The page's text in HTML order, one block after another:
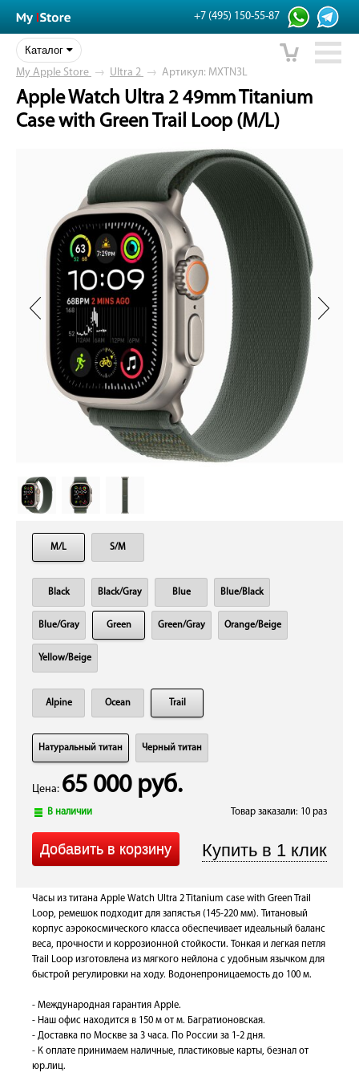
+7 (495) 150-55-87
Каталог
My Apple Store → Ultra 2 → Артикул: MXTN3L
Apple Watch Ultra 2 49mm Titanium
Case with Green Trail Loop (M/L)
M/L S/M
Black Black/Gray Blue Blue/Black
Blue/Gray Green Green/Gray Orange/Beige
Yellow/Beige
Alpine Ocean Trail
Натуральный титан Черный титан
Цена: 65 000 руб.
В наличии Товар заказали: 10 раз
Часы из титана Apple Watch Ultra 2 Titanium case with Green Trail
Loop, ремешок подходит для запястья (145-220 мм). Титановый
корпус аэрокосмического класса обеспечивает идеальный баланс
веса, прочности и коррозионной стойкости. Тонкая и легкая петля
Trail Loop изготовлена из мягкого нейлона с удобным язычком для
быстрой регулировки на ходу. Водонепроницаемость до 100 м.
- Международная гарантия Apple.
- Наш офис находится в 150 м от м. Багратионовская.
- Доставка по Москве за 3 часа. По России за 1-2 дня.
- К оплате принимаем наличные, пластиковые карты, безнал от
юр.лиц.